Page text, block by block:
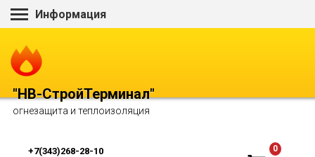
Информация
"НВ-СтройТерминал"
огнезащита и теплоизоляция
+7(343)268-28-10 0